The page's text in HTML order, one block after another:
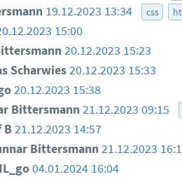
19.12.2023 13:34 css
15:00
20.12.2023 15:23
Scharwies20.12.2023 15:33
20.12.2023 15:38
Bittersmann21.12.2023 09:15
B21.12.2023 14:57
Bittersmann 21.12.2023
04.01.2024 16:04